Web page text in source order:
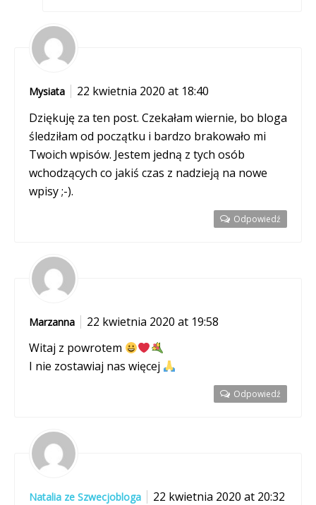
Mysiata
22 kwietnia 2020 at 18:40
Dziękuję za ten post. Czekałam wiernie, bo bloga
śledziłam od początku i bardzo brakowało mi
Twoich wpisów. Jestem jedną z tych osób
wchodzących co jakiś czas z nadzieją na nowe
wpisy ;-).
Odpowiedź
Marzanna
22 kwietnia 2020 at 19:58
Witaj z powrotem
I nie zostawiaj nas więcej
Odpowiedź
Natalia ze Szwecjobloga
22 kwietnia 2020 at 20:32